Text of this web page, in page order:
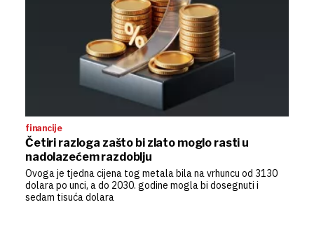
financije
Četiri razloga zašto bi zlato moglo rasti u
nadolazećem razdoblju
Ovoga je tjedna cijena tog metala bila na vrhuncu od 3130
dolara po unci, a do 2030. godine mogla bi dosegnuti i
sedam tisuća dolara